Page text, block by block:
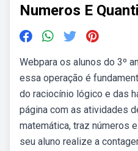
Numeros E
Webpara os alunos do 3º
essa operação é
do raciocínio lógico e das
página com as atividades
matemática, traz números
seu aluno realize a